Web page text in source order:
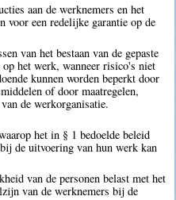
aan de werknemers en het
voor een redelijke garantie op de
van het bestaan van de gepaste
het werk, wanneer risico's niet
kunnen worden beperkt door
of door maatregelen,
de werkorganisatie.
het in § 1 bedoelde beleid
de uitvoering van hun werk kan
van de personen belast met het
van de werknemers bij de